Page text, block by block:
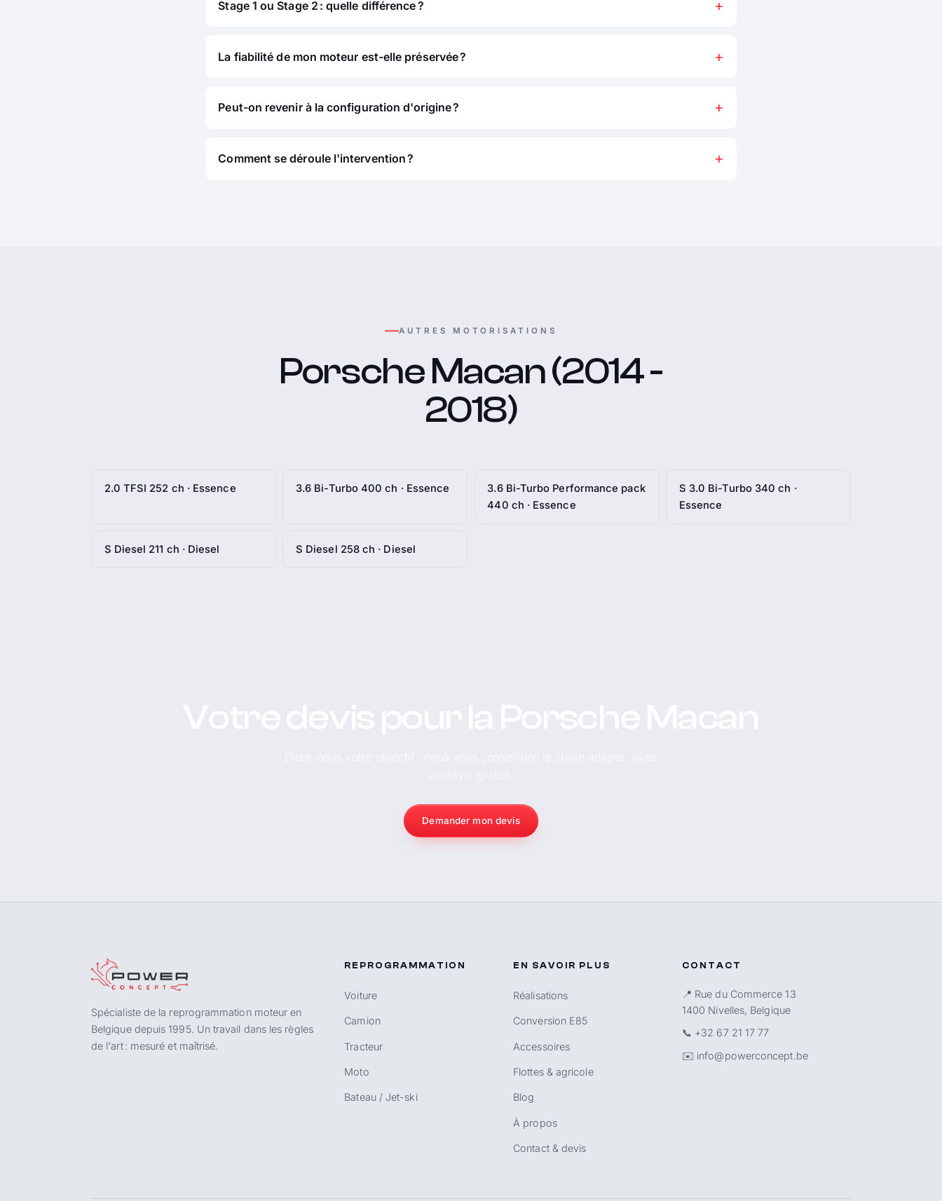
Stage 1 ou Stage 2 : quelle différence ?
La fiabilité de mon moteur est-elle préservée ?
Peut-on revenir à la configuration d'origine ?
Comment se déroule l'intervention ?
AUTRES MOTORISATIONS
Porsche Macan (2014 -
2018)
2.0 TFSI 252 ch · Essence 3.6 Bi-Turbo 400 ch · Essence
3.6 Bi-Turbo Performance pack
440 ch · Essence
S 3.0 Bi-Turbo 340 ch ·
Essence
S Diesel 211 ch · Diesel S Diesel 258 ch · Diesel
Demander mon devis
Spécialiste de la reprogrammation moteur en
Belgique depuis 1995. Un travail dans les règles
de l'art : mesuré et maîtrisé.
REPROGRAMMATION
Voiture
Camion
Tracteur
Moto
Bateau / Jet-ski
EN SAVOIR PLUS
Réalisations
Conversion E85
Accessoires
Flottes & agricole
Blog
À propos
Contact & devis
CONTACT
📍 Rue du Commerce 13
1400 Nivelles, Belgique
📞 +32 67 21 17 77
✉️ info@powerconcept.be